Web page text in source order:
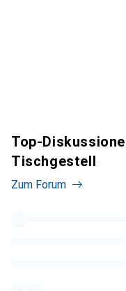
Top-
Tischgestell
Zum Forum